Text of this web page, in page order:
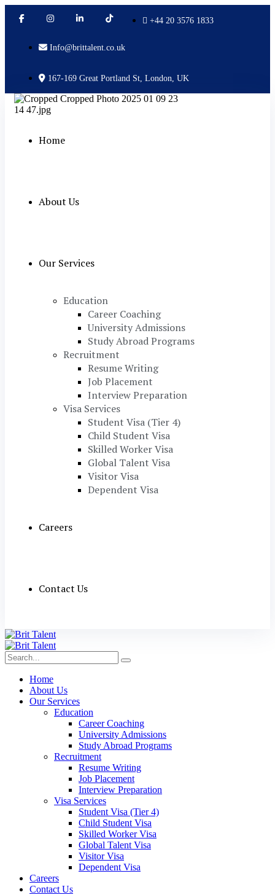
+44 20 3576 1833
Info@brittalent.co.uk
167-169 Great Portland St, London, UK
Home
About Us
Our Services
Education
Career Coaching
University Admissions
Study Abroad Programs
Recruitment
Resume Writing
Job Placement
Interview Preparation
Visa Services
Student Visa (Tier 4)
Child Student Visa
Skilled Worker Visa
Global Talent Visa
Visitor Visa
Dependent Visa
Careers
Contact Us
Home
About Us
Our Services
Education
Career Coaching
University Admissions
Study Abroad Programs
Recruitment
Resume Writing
Job Placement
Interview Preparation
Visa Services
Student Visa (Tier 4)
Child Student Visa
Skilled Worker Visa
Global Talent Visa
Visitor Visa
Dependent Visa
Careers
Contact Us